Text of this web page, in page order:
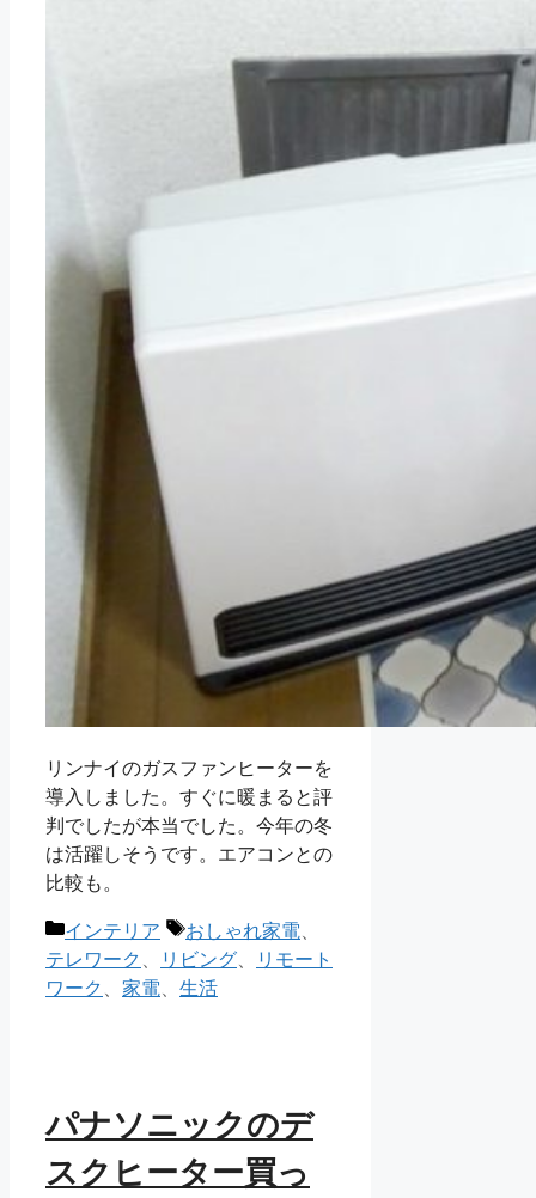
リンナイのガスファンヒーターを
導入しました。すぐに暖まると評
判でしたが本当でした。今年の冬
は活躍しそうです。エアコンとの
比較も。
カ
テ
ゴ
インテリア
タ
グ
おしゃれ家電、
テレワーク 、 リビング、
リモート
ワーク 、 家電、 生活
パナソニックのデ
スクヒーター買っ